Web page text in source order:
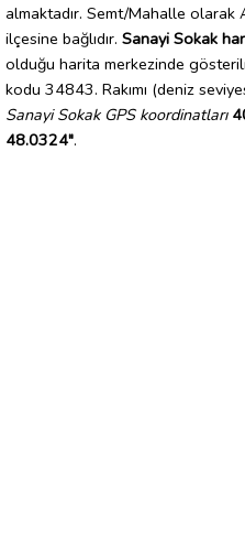
almaktadır. Semt/Mahalle olarak
ilçesine bağlıdır. Sanayi Sokak
olduğu harita merkezinde
kodu 34843. Rakımı (deniz
Sanayi Sokak GPS koordinatları
48.0324".